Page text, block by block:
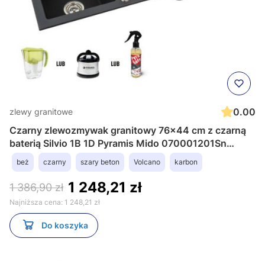
zlewy granitowe
0.00
Czarny zlewozmywak granitowy 76x44 cm z czarną
baterią Silvio 1B 1D Pyramis Mido 070001201Sn
czarny
beż czarny szary beton Volcano karbon
1 386,90 zł 1 248,21 zł
Najniższa cena: 1 248,21 zł
Do koszyka